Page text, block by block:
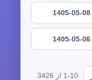
1405-05-08
1405-05-06
1-10 از 3426